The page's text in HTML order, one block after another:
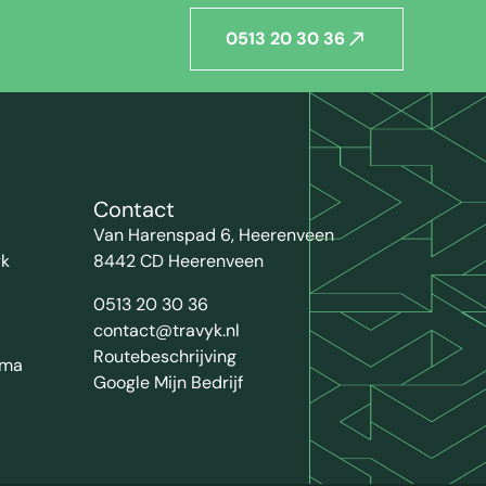
0513 20 30 36
Contact
Van Harenspad 6, Heerenveen
8442 CD Heerenveen
0513 20 30 36
contact@travyk.nl
Routebeschrijving
Google Mijn Bedrijf